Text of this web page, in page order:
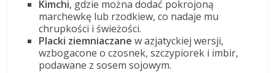
Kimchi, gdzie można dodać pokrojoną
marchewkę lub rzodkiew, co nadaje mu
chrupkości i świeżości.
Placki ziemniaczane w azjatyckiej wersji,
wzbogacone o czosnek, szczypiorek i imbir,
podawane z sosem sojowym.